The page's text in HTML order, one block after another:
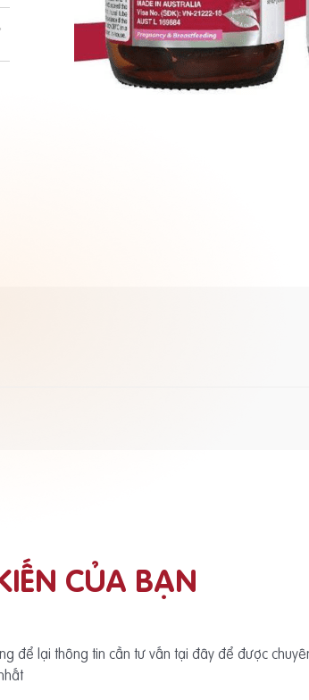
CỦA BẠN
để lại thông tin cần tư vấn tại đây để được